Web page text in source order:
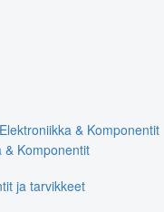
Elektroniikka & Komponentit
& Komponentit
ja tarvikkeet